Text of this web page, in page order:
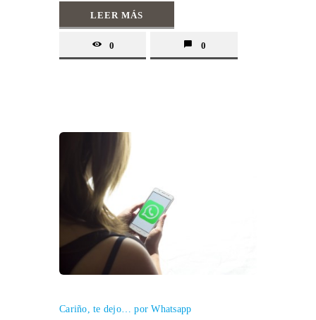
LEER MÁS
0 0
Cariño, te dejo… por Whatsapp